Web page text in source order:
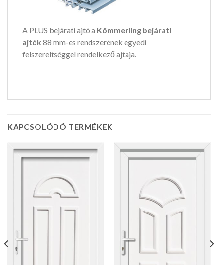
A PLUS bejárati ajtó a Kömmerling bejárati
ajtók 88 mm-es rendszerének egyedi
felszereltséggel rendelkező ajtaja.
KAPCSOLÓDÓ TERMÉKEK